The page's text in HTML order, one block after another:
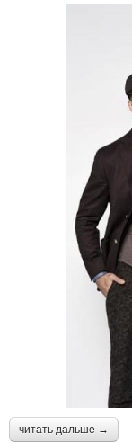
читать дальше →